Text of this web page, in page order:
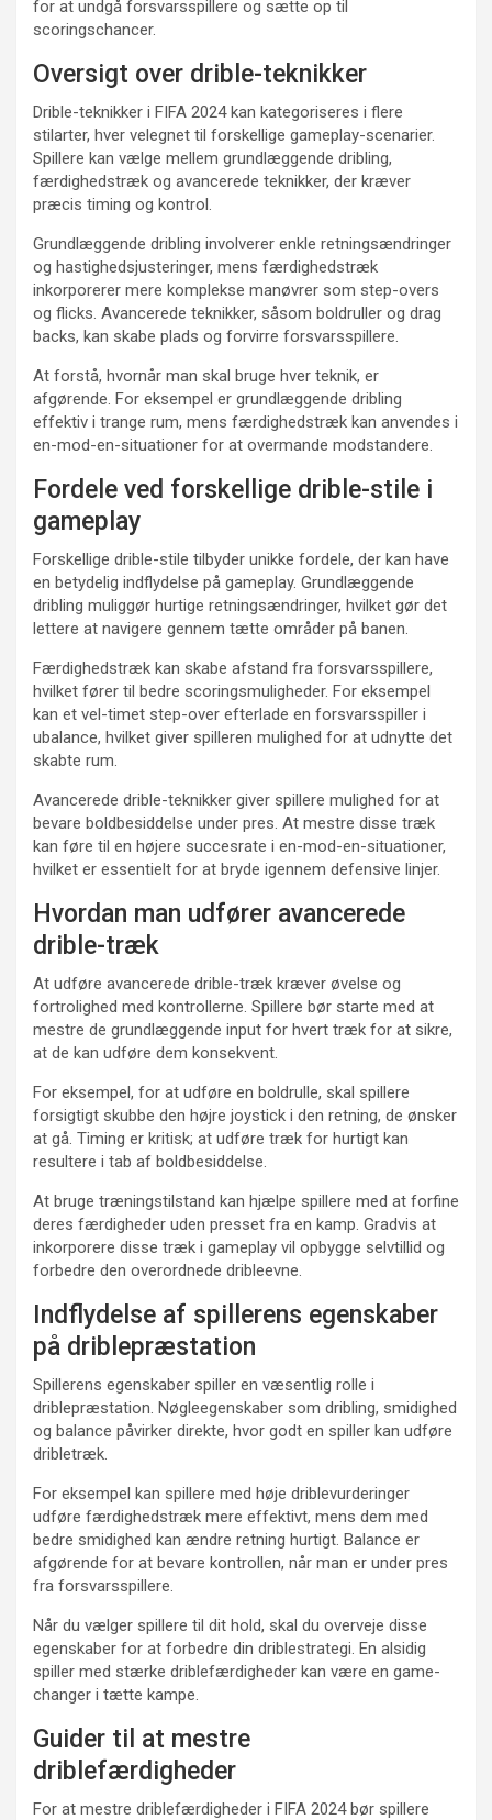
for at undgå forsvarsspillere og sætte op til
scoringschancer.
Oversigt over drible-teknikker
Drible-teknikker i FIFA 2024 kan kategoriseres i flere
stilarter, hver velegnet til forskellige gameplay-scenarier.
Spillere kan vælge mellem grundlæggende dribling,
færdighedstræk og avancerede teknikker, der kræver
præcis timing og kontrol.
Grundlæggende dribling involverer enkle retningsændringer
og hastighedsjusteringer, mens færdighedstræk
inkorporerer mere komplekse manøvrer som step-overs
og flicks. Avancerede teknikker, såsom boldruller og drag
backs, kan skabe plads og forvirre forsvarsspillere.
At forstå, hvornår man skal bruge hver teknik, er
afgørende. For eksempel er grundlæggende dribling
effektiv i trange rum, mens færdighedstræk kan anvendes i
en-mod-en-situationer for at overmande modstandere.
Fordele ved forskellige drible-stile i
gameplay
Forskellige drible-stile tilbyder unikke fordele, der kan have
en betydelig indflydelse på gameplay. Grundlæggende
dribling muliggør hurtige retningsændringer, hvilket gør det
lettere at navigere gennem tætte områder på banen.
Færdighedstræk kan skabe afstand fra forsvarsspillere,
hvilket fører til bedre scoringsmuligheder. For eksempel
kan et vel-timet step-over efterlade en forsvarsspiller i
ubalance, hvilket giver spilleren mulighed for at udnytte det
skabte rum.
Avancerede drible-teknikker giver spillere mulighed for at
bevare boldbesiddelse under pres. At mestre disse træk
kan føre til en højere succesrate i en-mod-en-situationer,
hvilket er essentielt for at bryde igennem defensive linjer.
Hvordan man udfører avancerede
drible-træk
At udføre avancerede drible-træk kræver øvelse og
fortrolighed med kontrollerne. Spillere bør starte med at
mestre de grundlæggende input for hvert træk for at sikre,
at de kan udføre dem konsekvent.
For eksempel, for at udføre en boldrulle, skal spillere
forsigtigt skubbe den højre joystick i den retning, de ønsker
at gå. Timing er kritisk; at udføre træk for hurtigt kan
resultere i tab af boldbesiddelse.
At bruge træningstilstand kan hjælpe spillere med at forfine
deres færdigheder uden presset fra en kamp. Gradvis at
inkorporere disse træk i gameplay vil opbygge selvtillid og
forbedre den overordnede dribleevne.
Indflydelse af spillerens egenskaber
på driblepræstation
Spillerens egenskaber spiller en væsentlig rolle i
driblepræstation. Nøgleegenskaber som dribling, smidighed
og balance påvirker direkte, hvor godt en spiller kan udføre
dribletræk.
For eksempel kan spillere med høje driblevurderinger
udføre færdighedstræk mere effektivt, mens dem med
bedre smidighed kan ændre retning hurtigt. Balance er
afgørende for at bevare kontrollen, når man er under pres
fra forsvarsspillere.
Når du vælger spillere til dit hold, skal du overveje disse
egenskaber for at forbedre din driblestrategi. En alsidig
spiller med stærke driblefærdigheder kan være en game-
changer i tætte kampe.
Guider til at mestre
driblefærdigheder
For at mestre driblefærdigheder i FIFA 2024 bør spillere